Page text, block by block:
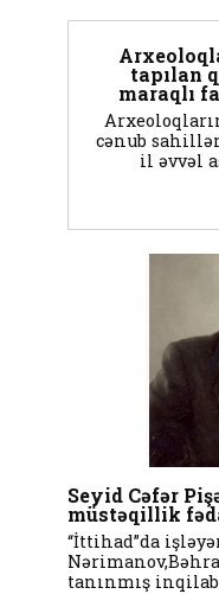
tapılan
maraqlı
cənub
il əvvəl
Seyid Cəfər
müstəqillik
“İttihad”da
tanınmış